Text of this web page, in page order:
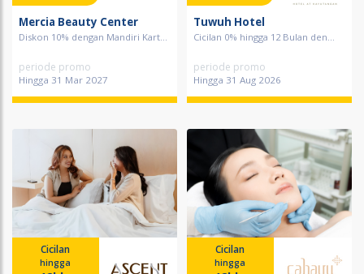
Mercia Beauty Center
Diskon 10% dengan Mandiri Kart...
periode promo
Hingga 31 Mar 2027
Tuwuh Hotel
Cicilan 0% hingga 12 Bulan den...
periode promo
Hingga 31 Aug 2026
Cicilan
hingga
Cicilan
hingga